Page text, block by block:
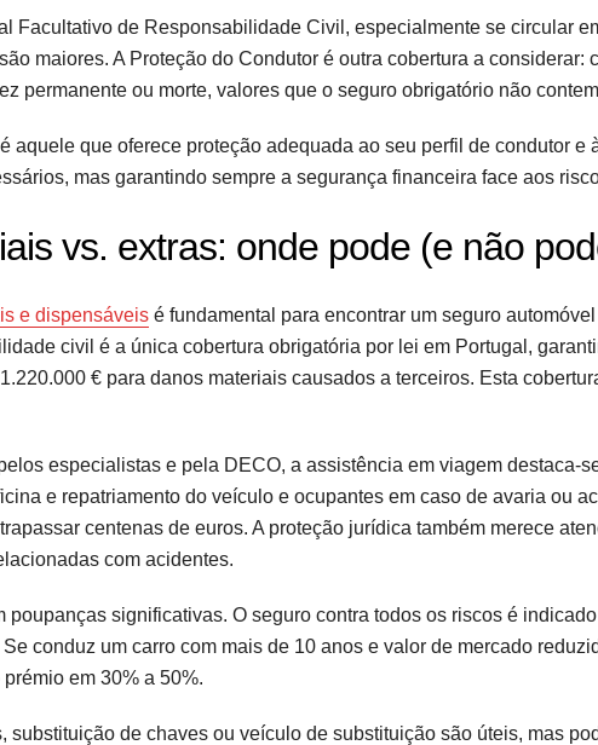
Facultativo de Responsabilidade Civil, especialmente se circular
maiores. A Proteção do Condutor é outra cobertura a considerar:
permanente ou morte, valores que o seguro obrigatório não
aquele que oferece proteção adequada ao seu perfil de condutor e
mas garantindo sempre a segurança financeira face aos
vs. extras: onde pode (e não
e dispensáveis é fundamental para encontrar um seguro
civil é a única cobertura obrigatória por lei em Portugal,
€ para danos materiais causados a terceiros. Esta
especialistas e pela DECO, a assistência em viagem destaca-
e repatriamento do veículo e ocupantes em caso de avaria ou
centenas de euros. A proteção jurídica também merece
com acidentes.
poupanças significativas. O seguro contra todos os riscos é
conduz um carro com mais de 10 anos e valor de mercado
em 30% a 50%.
substituição de chaves ou veículo de substituição são úteis, mas